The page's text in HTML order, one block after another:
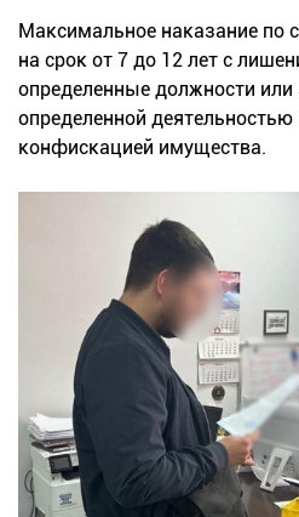
Максимальное наказание по
на срок от 7 до 12 лет с
определенные должности или
определенной деятельностью
конфискацией имущества.